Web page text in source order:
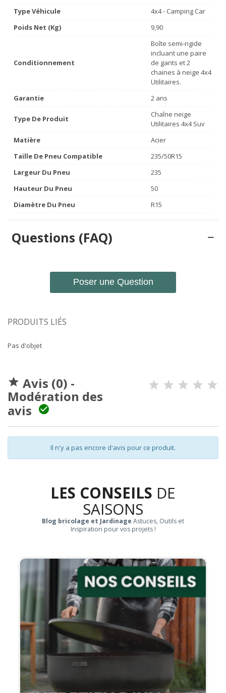
Type Véhicule
4x4 - Camping Car
Poids Net (Kg)
9,90
Conditionnement
Boîte semi-rigide
incluant une paire
de gants et 2
chaines à neige 4x4
Utilitaires.
Garantie
2 ans
Type De Produit
Chaîne neige
Utilitaires 4x4 Suv
Matière
Acier
Taille De Pneu Compatible
235/50R15
Largeur Du Pneu
235
Hauteur Du Pneu
50
Diamètre Du Pneu
R15
Questions (FAQ)
Poser une Question
PRODUITS LIÉS
Pas d'objet
 Avis (0) -
Modération des
avis

Il n'y a pas encore d'avis pour ce produit.
LES CONSEILS DE
SAISONS
Blog bricolage et Jardinage Astuces, Outils et
Inspiration pour vos projets !